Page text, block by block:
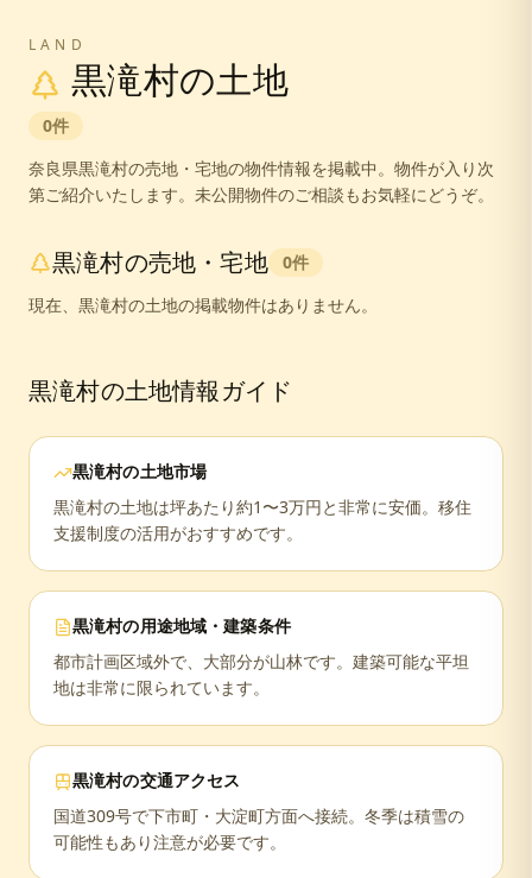
LAND
黒滝村の土地
0件
奈良県黒滝村の売地・宅地の物件情報を掲載中。 物件が入り次
第ご紹介いたします。未公開物件のご相談もお気軽にどうぞ。
黒滝村の売地・宅地 0件
現在、 黒滝村の土地の掲載物件はありません。
黒滝村の土地情報ガイド
黒滝村の土地市場
黒滝村の土地は坪あたり約1〜3万円と非常に安価。移住
支援制度の活用がおすすめです。
黒滝村の用途地域・建築条件
都市計画区域外で、大部分が山林です。建築可能な平坦
地は非常に限られています。
黒滝村の交通アクセス
国道309号で下市町・大淀町方面へ接続。冬季は積雪の
可能性もあり注意が必要です。